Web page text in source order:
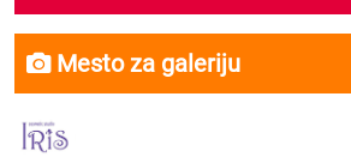
Mesto za galeriju